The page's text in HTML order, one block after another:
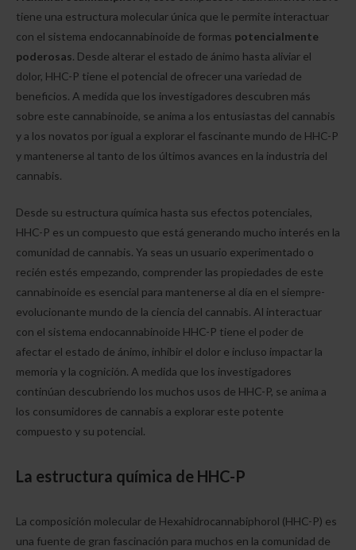
tiene una estructura molecular única que le permite interactuar
con el sistema endocannabinoide de formas potencialmente
poderosas. Desde alterar el estado de ánimo hasta aliviar el
dolor, HHC-P tiene el potencial de ofrecer una variedad de
beneficios. A medida que los investigadores descubren más
sobre este cannabinoide, se anima a los entusiastas del cannabis
y a los novatos por igual a explorar el fascinante mundo de HHC-P
y mantenerse al tanto de los últimos avances en la industria del
cannabis.
Desde su estructura química hasta sus efectos potenciales,
HHC-P es un compuesto que está generando mucho interés en la
comunidad de cannabis. Ya seas un usuario experimentado o
recién estés empezando, comprender las propiedades de este
cannabinoide es esencial para mantenerse al día en el siempre-
evolucionante mundo de la ciencia del cannabis. Al interactuar
con el sistema endocannabinoide HHC-P tiene el poder de
afectar el estado de ánimo, inhibir el dolor e incluso impactar la
memoria y la cognición. A medida que los investigadores
continúan descubriendo los muchos usos de HHC-P, se anima a
los consumidores de cannabis a explorar este potente
compuesto y su potencial.
La estructura química de HHC-P
La composición molecular de Hexahidrocannabiphorol (HHC-P) es
una fuente de gran fascinación para muchos en la comunidad de